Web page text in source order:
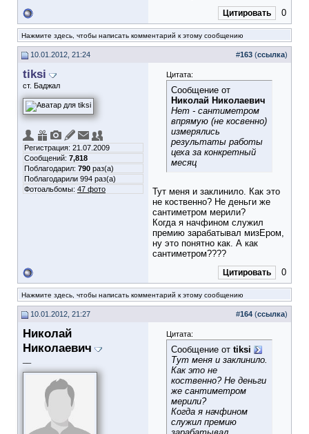
Цитировать 0
Нажмите здесь, чтобы написать комментарий к этому сообщению
10.01.2012, 21:24 #163 (ссылка)
tiksi
ст. Баджал
Регистрация: 21.07.2009
Сообщений: 7,818
Поблагодарил: 790 раз(а)
Поблагодарили 994 раз(а)
Фотоальбомы: 47 фото
Цитата:
Сообщение от
Николай Николаевич
Нет - сантиметром
впрямую (не косвенно)
измерялись
результаты работы
цеха за конкретный
месяц
Тут меня и заклинило. Как это
не коственно? Не деньги же
сантиметром мерили?
Когда я начфином служил
премию зарабатывал мизЕром,
ну это понятно как. А как
сантиметром????
Цитировать 0
Нажмите здесь, чтобы написать комментарий к этому сообщению
10.01.2012, 21:27 #164 (ссылка)
Николай
Николаевич
Цитата:
Сообщение от tiksi
Тут меня и заклинило.
Как это не
коственно? Не деньги
же сантиметром
мерили?
Когда я начфином
служил премию